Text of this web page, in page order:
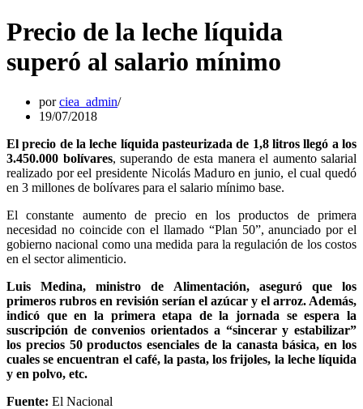
Precio de la leche líquida
superó al salario mínimo
porciea_admin
19/07/2018
El precio de la leche líquida pasteurizada de 1,8 litros llegó a los
3.450.000 bolívares, superando de esta manera el aumento salarial
realizado por eel presidente Nicolás Maduro en junio, el cual quedó
en 3 millones de bolívares para el salario mínimo base.
El constante aumento de precio en los productos de primera
necesidad no coincide con el llamado “Plan 50”, anunciado por el
gobierno nacional como una medida para la regulación de los costos
en el sector alimenticio.
Luis Medina, ministro de Alimentación, aseguró que los
primeros rubros en revisión serían el azúcar y el arroz. Además,
indicó que en la primera etapa de la jornada se espera la
suscripción de convenios orientados a “sincerar y estabilizar”
los precios 50 productos esenciales de la canasta básica, en los
cuales se encuentran el café, la pasta, los frijoles, la leche líquida
y en polvo, etc.
Fuente: El Nacional